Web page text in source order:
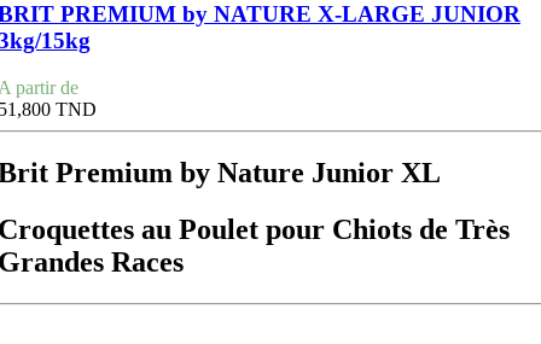
PREMIUM by NATURE X-LARGE JUNIOR
15kg
partir de
TND
Premium by Nature Junior XL
au Poulet pour Chiots de Très
Races